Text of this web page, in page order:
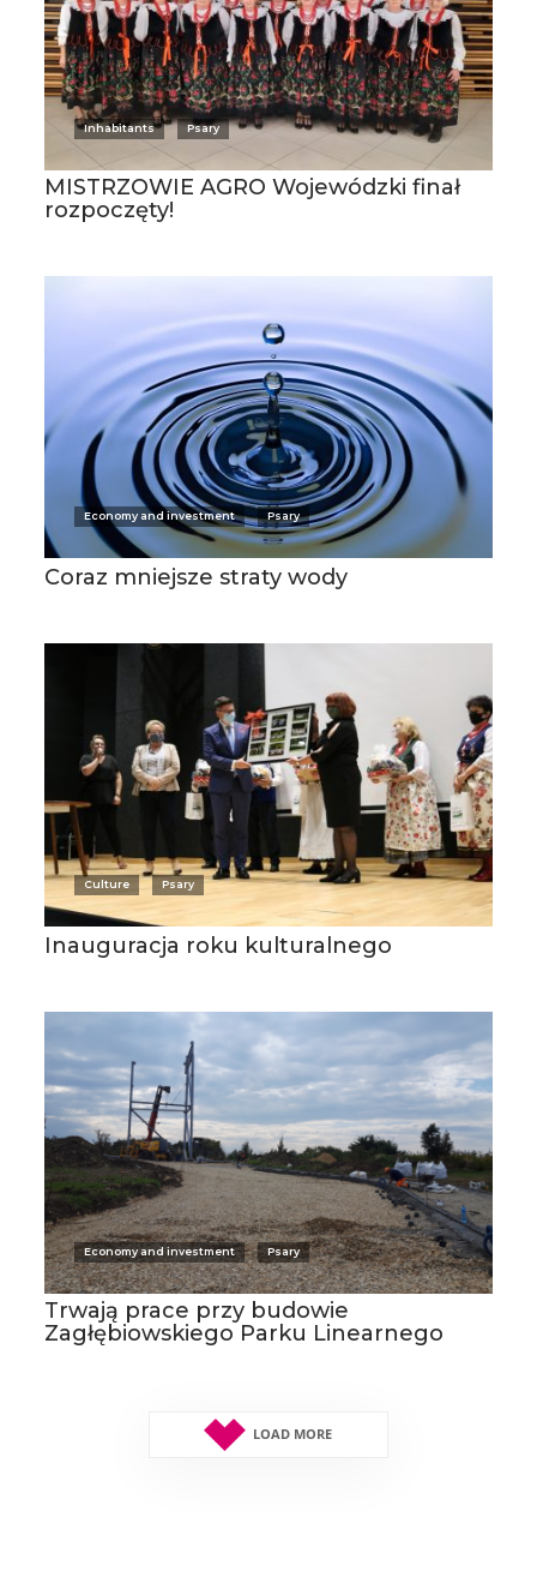
Inhabitants Psary
MISTRZOWIE AGRO Wojewódzki finał
rozpoczęty!
Economy and investment Psary
Coraz mniejsze straty wody
Culture Psary
Inauguracja roku kulturalnego
Economy and investment Psary
Trwają prace przy budowie
Zagłębiowskiego Parku Linearnego
LOAD MORE